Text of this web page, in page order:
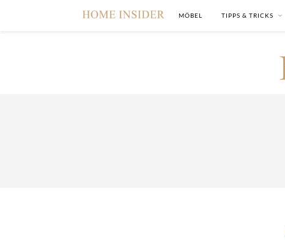
MÖBEL TIPPS & TRICKS